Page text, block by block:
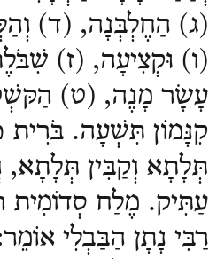
)ג) הַחֶלְבְּנָה, (ד)
(ו) וּקְצִיעָה, (ז)
עָשָׂר מָנֶה, (ט)
קִנָּמוֹן תִּשְׁעָה. בֹּרִית
תְּלָתָא וְקַבִּין תְּלָתָא,
עַתִּיק. מֶלַח סְדוֹמִית
רַבִּי נָתָן הַבַּבְלִי